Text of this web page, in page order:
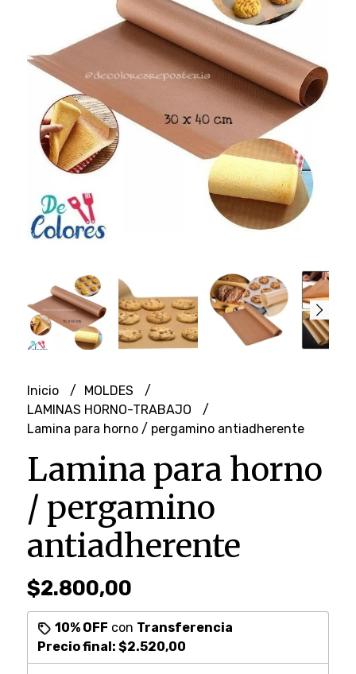
Inicio
MOLDES
LAMINAS HORNO-TRABAJO
Lamina para horno / pergamino antiadherente
Lamina para horno
/ pergamino
antiadherente
$2.800,00
10% OFF con Transferencia
Precio final: $2.520,00